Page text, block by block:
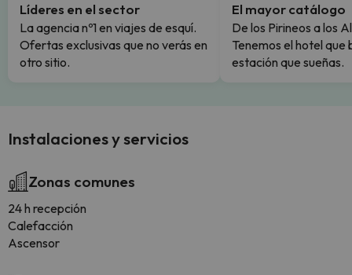
Líderes en el sector
La agencia nº1 en viajes de esquí.
Ofertas exclusivas que no verás en
otro sitio.
El mayor catálogo
De los Pirineos a los
Tenemos el hotel que
estación que sueñas.
Instalaciones y servicios
Zonas comunes
24 h recepción
Calefacción
Ascensor